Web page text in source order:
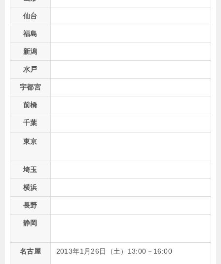
仙台
福島
新潟
水戸
宇都宮
前橋
千葉
東京
埼玉
横浜
長野
静岡
名古屋 2013年1月26日（土）13:00－16:00